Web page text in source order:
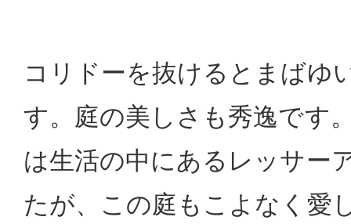
コリドーを抜けるとまばゆ
す。庭の美しさも秀逸です
は生活の中にあるレッサー
たが、この庭もこよなく愛